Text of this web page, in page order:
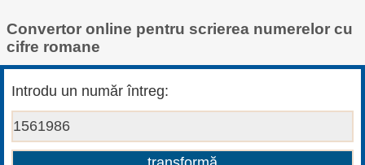
Convertor online pentru scrierea numerelor cu
cifre romane
Introdu un număr întreg: